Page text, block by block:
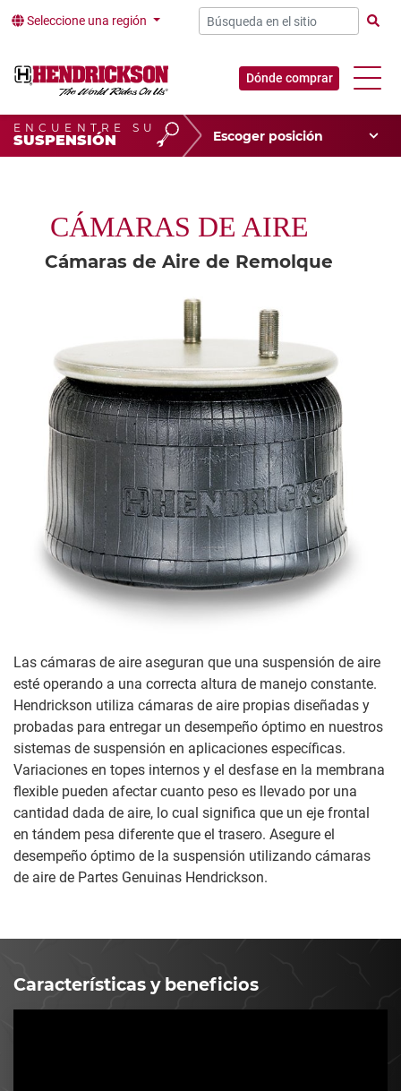
Seleccione una región
Dónde comprar
ENCUENTRE SU
SUSPENSIÓN
Escoger su posición
Tipo de vehículo
Escoger su aplicación
CÁMARAS DE AIRE
Cámaras de Aire de Remolque
Las cámaras de aire aseguran que una suspensión de aire
esté operando a una correcta altura de manejo constante.
Hendrickson utiliza cámaras de aire propias diseñadas y
probadas para entregar un desempeño óptimo en nuestros
sistemas de suspensión en aplicaciones específicas.
Variaciones en topes internos y el desfase en la membrana
flexible pueden afectar cuanto peso es llevado por una
cantidad dada de aire, lo cual significa que un eje frontal
en tándem pesa diferente que el trasero. Asegure el
desempeño óptimo de la suspensión utilizando cámaras
de aire de Partes Genuinas Hendrickson.
Características y beneficios